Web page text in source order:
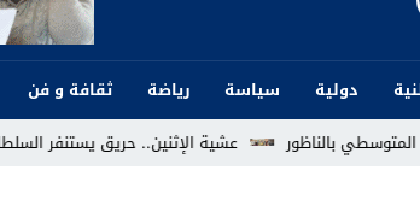
دولية سياسة رياضة ثقافة و فن
حريق يستنفر السلطات داخل المركب التجاري بالناظور